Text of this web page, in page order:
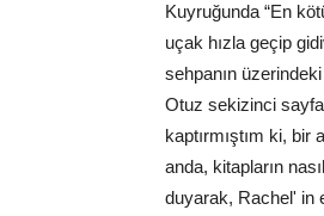
Kuyruğunda “En
uçak hızla geçip
sehpanın
Otuz sekizinci
kaptırmıştım ki, bir
anda, kitapların
duyarak, Rachel' in